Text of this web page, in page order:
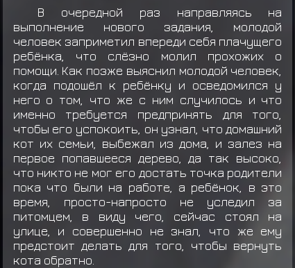
Учиха ОбитозабираетЕда: Онигири (*4)
Учиха Обито
забирает
Еда: Онигири (*4)
Учиха Обитозабирает Еда: Данго (*3)
Учиха ОбитозабираетЕда: Данго (*3)
Учиха ОбитозабираетЕда: Данго (*3)
Учиха ОбитозабираетЕда: Данго (*3)
Учиха Обито забираетЕда: Онигири (*4)
Учиха ОбитозабираетЕда: Данго (*3)
Узумаки Наникавыкидывает предмет Еда:
Данго (*3)
В очередной раз направляясь на
выполнение нового задания, молодой
человек заприметил впереди себя плачущего
ребёнка, что слёзно молил прохожих о
помощи. Как позже выяснил молодой человек,
когда подошёл к ребёнку и осведомился у
него о том, что же с ним случилось и что
именно требуется предпринять для того,
чтобы его успокоить, он узнал, что домашний
кот их семьи, выбежал из дома, и залез на
первое попавшееся дерево, да так высоко,
что никто не мог его достать точка родители
пока что были на работе, а ребёнок, в это
время, просто-напросто не уследил за
питомцем, в виду чего, сейчас стоял на
улице, и совершенно не знал, что же ему
предстоит делать для того, чтобы вернуть
кота обратно.